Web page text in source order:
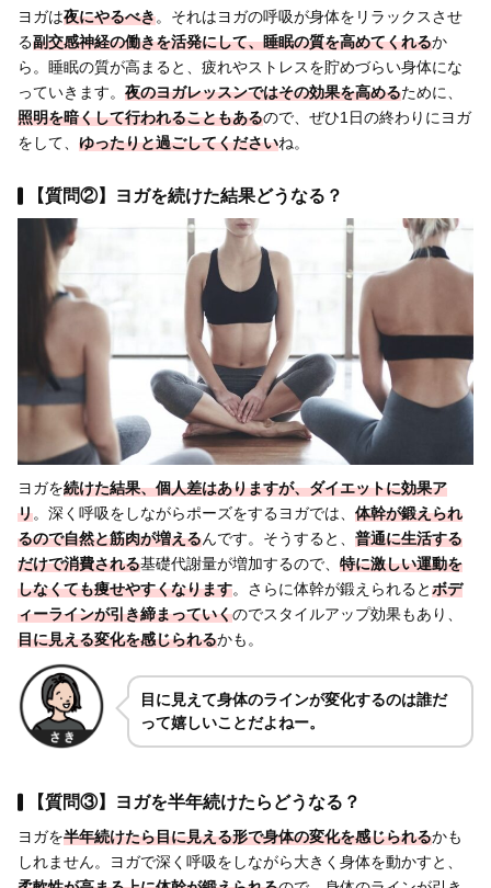
ヨガは夜にやるべき。それはヨガの呼吸が身体をリラックスさせ
る副交感神経の働きを活発にして、睡眠の質を高めてくれるか
ら。睡眠の質が高まると、疲れやストレスを貯めづらい身体にな
っていきます。 夜のヨガレッスンではその効果を高めるために、
照明を暗くして行われることもあるので、ぜひ1日の終わりにヨガ
をして、 ゆったりと過ごしてくださいね。
【質問②】ヨガを続けた結果どうなる？
ヨガを続けた結果、個人差はありますが、ダイエットに効果ア
リ。深く呼吸をしながらポーズをするヨガでは、 体幹が鍛えられ
るので自然と筋肉が増えるんです。そうすると、 普通に生活する
だけで消費される基礎代謝量が増加するので、 特に激しい運動を
しなくても痩せやすくなります。さらに体幹が鍛えられるとボデ
ィーラインが引き締まっていくのでスタイルアップ効果もあり、
目に見える変化を感じられるかも。
目に見えて身体のラインが変化するのは誰だ
って嬉しいことだよねー。
【質問③】ヨガを半年続けたらどうなる？
ヨガを半年続けたら目に見える形で身体の変化を感じられるかも
しれません。ヨガで深く呼吸をしながら大きく身体を動かすと、